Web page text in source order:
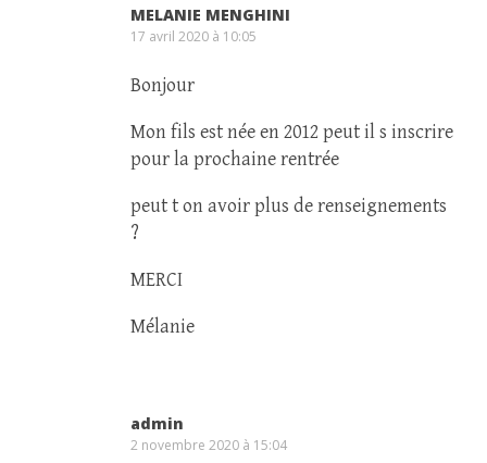
MELANIE MENGHINI
17 avril 2020 à 10:05
Bonjour
Mon fils est née en 2012 peut il s inscrire
pour la prochaine rentrée
peut t on avoir plus de renseignements
?
MERCI
Mélanie
admin
2 novembre 2020 à 15:04